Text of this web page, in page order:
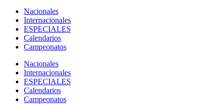
Nacionales
Internacionales
ESPECIALES
Calendarios
Campeonatos
Nacionales
Internacionales
ESPECIALES
Calendarios
Campeonatos